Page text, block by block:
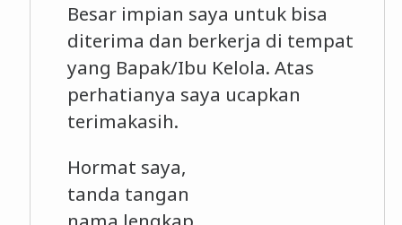
Besar impian saya untuk bisa
diterima dan berkerja di tempat
yang Bapak/Ibu Kelola. Atas
perhatianya saya ucapkan
terimakasih.
Hormat saya,
tanda tangan